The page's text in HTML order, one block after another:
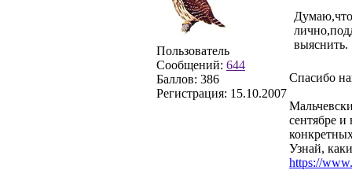
Пользователь
Сообщений: 644
Баллов: 386
Регистрация: 15.10.2007
Думаю,что
выяснить.
Спасибо
сентябре и
Узнай,
https://